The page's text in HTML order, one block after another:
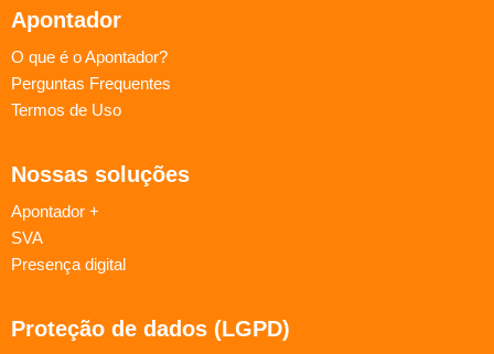
Apontador
O que é o Apontador?
Perguntas Frequentes
Termos de Uso
Nossas soluções
Apontador +
SVA
Presença digital
Proteção de dados (LGPD)